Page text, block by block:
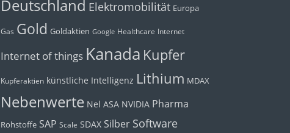
Deutschland Elektromobilität Europa
Gas Gold Goldaktien Google Healthcare Internet
Internet of things Kanada Kupfer
Kupferaktien künstliche Intelligenz Lithium MDAX
Nebenwerte Nel ASA NVIDIA Pharma
Rohstoffe SAP Scale SDAX Silber Software